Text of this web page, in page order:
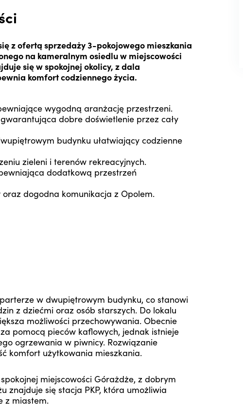
z ofertą sprzedaży 3-pokojowego mieszkania
na kameralnym osiedlu w miejscowości
się w spokojnej okolicy, z dala
komfort codziennego życia.
wygodną aranżację przestrzeni.
dobre doświetlenie przez cały
budynku ułatwiający codzienne
zieleni i terenów rekreacyjnych.
dodatkową przestrzeń
dogodna komunikacja z Opolem.
w dwupiętrowym budynku, co stanowi
z dziećmi oraz osób starszych. Do lokalu
możliwości przechowywania. Obecnie
pomocą pieców kaflowych, jednak istnieje
ogrzewania w piwnicy. Rozwiązanie
komfort użytkowania mieszkania.
miejscowości Górażdże, z dobrym
znajduje się stacja PKP, która umożliwia
z miastem.